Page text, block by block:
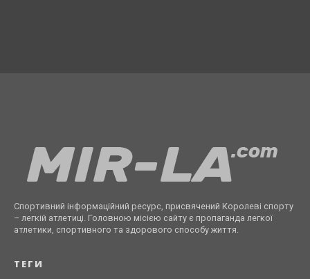
Спортивний інформаційний ресурс, присвячений Королеві спорту
– легкій атлетиці. Головною місією сайту є пропаганда легкої
атлетики, спортивного та здорового способу життя.
ТЕГИ